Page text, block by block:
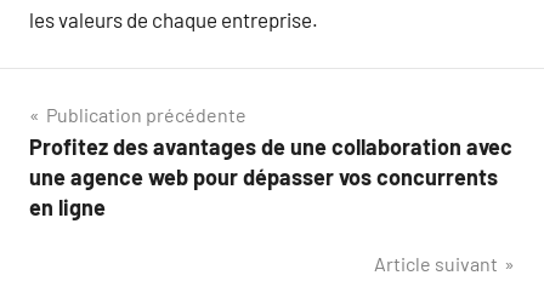
les valeurs de chaque entreprise.
Navigation
de
l’article
Publication précédente
Profitez des avantages de une collaboration avec
une agence web pour dépasser vos concurrents
en ligne
Article suivant